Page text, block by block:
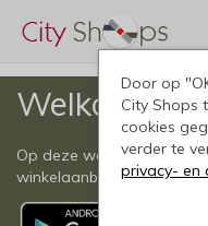
Welkom
Op deze website vindt u
winkelaanbod in Almelo
Door op
City Shops
cookies
verder te
privacy- en